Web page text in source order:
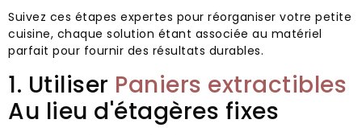
Suivez ces étapes expertes pour réorganiser votre petite
cuisine, chaque solution étant associée au matériel
parfait pour fournir des résultats durables.
1. Utiliser Paniers extractibles
Au lieu d'étagères fixes